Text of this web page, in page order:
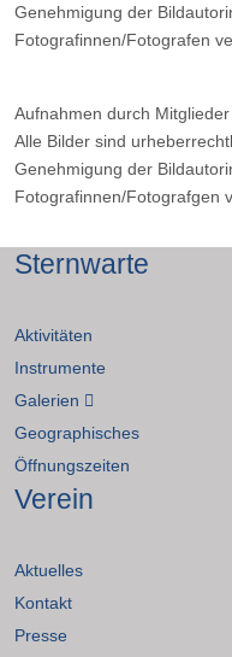
Genehmigung der
Fotografinnen/Fotografen
Aufnahmen durch
Alle Bilder sind
Genehmigung der
Fotografinnen/Fotografgen
Sternwarte
Aktivitäten
Instrumente
Galerien
Geographisches
Öffnungszeiten
Verein
Aktuelles
Kontakt
Presse